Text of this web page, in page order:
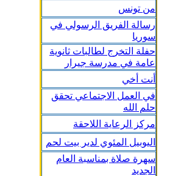
من تونس
رسالة الفريق الرسولي في
سوريا
حفلة التخرج لطالبات ثانوية
عامة في مدرسة جيرار
أنت أخي
في العمل الاجتماعي تحقق
حلم الله
مركز الرعاية اللاحقة
اليوبيل المئوي لدير بيت لحم
سهرة صلاة بمناسبة العام
الجديد